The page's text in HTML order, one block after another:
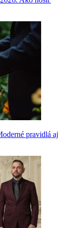
pravidlá aj